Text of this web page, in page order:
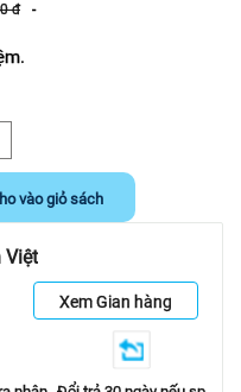
đ -
vào giỏ sách
Việt
Xem Gian hàng